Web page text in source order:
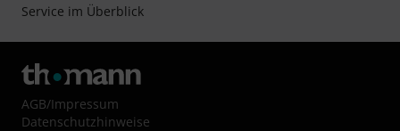
Service im Überblick
AGB/Impressum
Datenschutzhinweise